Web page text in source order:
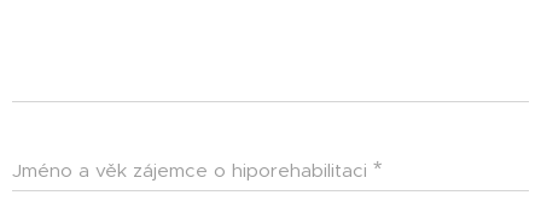
Jméno a věk zájemce o hiporehabilitaci